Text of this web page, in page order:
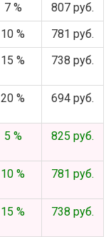
7 %
807 руб.
10 %
781 руб.
15 % 738 руб.
20 % 694 руб.
5 % 825 руб.
10 % 781 руб.
15 % 738 руб.